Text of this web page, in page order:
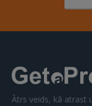
Ātrs veids, kā atrast